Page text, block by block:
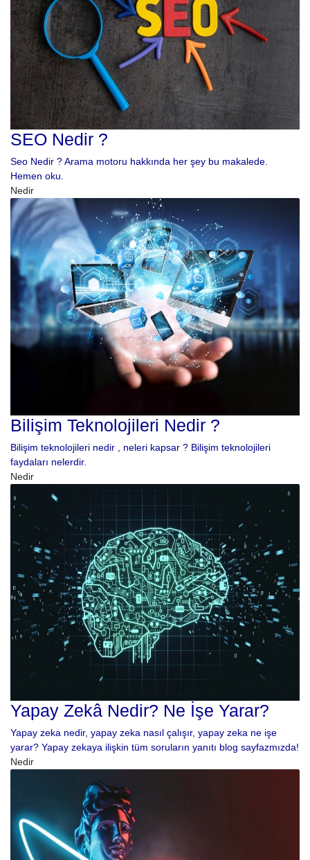
SEO Nedir ?
Seo Nedir ? Arama motoru hakkında her şey bu makalede.
Hemen oku.
Nedir
Bilişim Teknolojileri Nedir ?
Bilişim teknolojileri nedir , neleri kapsar ? Bilişim teknolojileri
faydaları nelerdir.
Nedir
Yapay Zekâ Nedir? Ne İşe Yarar?
Yapay zeka nedir, yapay zeka nasıl çalışır, yapay zeka ne işe
yarar? Yapay zekaya ilişkin tüm soruların yanıtı blog sayfazmızda!
Nedir